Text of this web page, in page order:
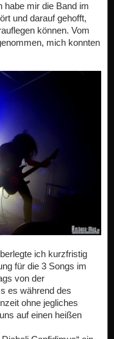
habe mir die Band im
und darauf gehofft,
können. Vom
mich konnten
ich kurzfristig
für die 3 Songs im
von der
es während des
ohne jegliches
auf einen heißen